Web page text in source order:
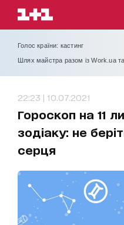
Голос країни: кастинг
Шлях майстра разом із Work.ua
22:23 | 10.07.2021
Гороскоп на 11
зодіаку: не
серця